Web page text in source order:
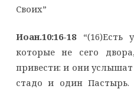
Своих”
Иоан.10:16-18“(16)Есть
которые не сего
привести: и они
стадо и один